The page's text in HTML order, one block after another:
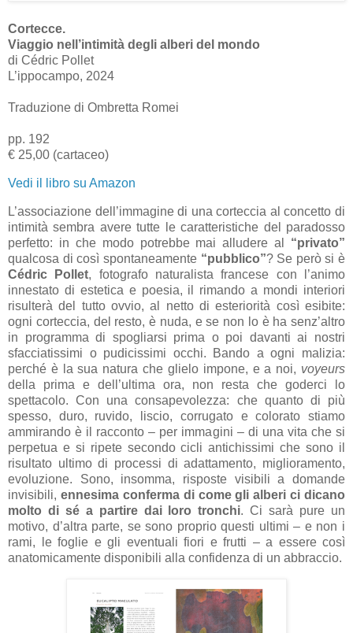
Cortecce.
Viaggio nell’intimità degli alberi del mondo
di Cédric Pollet
L’ippocampo, 2024
Traduzione di Ombretta Romei
pp. 192
€ 25,00 (cartaceo)
Vedi il libro su Amazon
L’associazione dell’immagine di una corteccia al concetto di
intimità sembra avere tutte le caratteristiche del paradosso
perfetto: in che modo potrebbe mai alludere al “privato”
qualcosa di così spontaneamente “pubblico”? Se però si è
Cédric Pollet, fotografo naturalista francese con l’animo
innestato di estetica e poesia, il rimando a mondi interiori
risulterà del tutto ovvio, al netto di esteriorità così esibite:
ogni corteccia, del resto, è nuda, e se non lo è ha senz’altro
in programma di spogliarsi prima o poi davanti ai nostri
sfacciatissimi o pudicissimi occhi. Bando a ogni malizia:
perché è la sua natura che glielo impone, e a noi, voyeurs
della prima e dell’ultima ora, non resta che goderci lo
spettacolo. Con una consapevolezza: che quanto di più
spesso, duro, ruvido, liscio, corrugato e colorato stiamo
ammirando è il racconto – per immagini – di una vita che si
perpetua e si ripete secondo cicli antichissimi che sono il
risultato ultimo di processi di adattamento, miglioramento,
evoluzione. Sono, insomma, risposte visibili a domande
invisibili, ennesima conferma di come gli alberi ci dicano
molto di sé a partire dai loro tronchi. Ci sarà pure un
motivo, d’altra parte, se sono proprio questi ultimi – e non i
rami, le foglie e gli eventuali fiori e frutti – a essere così
anatomicamente disponibili alla confidenza di un abbraccio.